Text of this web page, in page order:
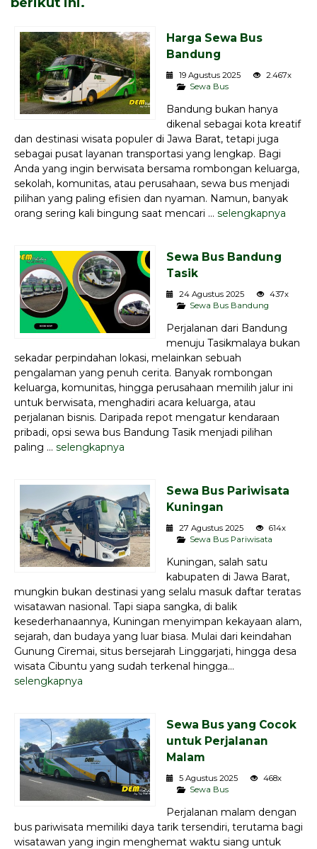
Harga Sewa Bus
Bandung
19 Agustus 2025
2.467x
Sewa Bus
Bandung bukan hanya
dikenal sebagai kota kreatif
dan destinasi wisata populer di Jawa Barat, tetapi juga
sebagai pusat layanan transportasi yang lengkap. Bagi
Anda yang ingin berwisata bersama rombongan keluarga,
sekolah, komunitas, atau perusahaan, sewa bus menjadi
pilihan yang paling efisien dan nyaman. Namun, banyak
orang sering kali bingung saat mencari ... selengkapnya
Sewa Bus Bandung
Tasik
24 Agustus 2025
437x
Sewa Bus Bandung
Perjalanan dari Bandung
menuju Tasikmalaya bukan
sekadar perpindahan lokasi, melainkan sebuah
pengalaman yang penuh cerita. Banyak rombongan
keluarga, komunitas, hingga perusahaan memilih jalur ini
untuk berwisata, menghadiri acara keluarga, atau
perjalanan bisnis. Daripada repot mengatur kendaraan
pribadi, opsi sewa bus Bandung Tasik menjadi pilihan
paling ... selengkapnya
Sewa Bus Pariwisata
Kuningan
27 Agustus 2025
614x
Sewa Bus Pariwisata
Kuningan, salah satu
kabupaten di Jawa Barat,
mungkin bukan destinasi yang selalu masuk daftar teratas
wisatawan nasional. Tapi siapa sangka, di balik
kesederhanaannya, Kuningan menyimpan kekayaan alam,
sejarah, dan budaya yang luar biasa. Mulai dari keindahan
Gunung Ciremai, situs bersejarah Linggarjati, hingga desa
wisata Cibuntu yang sudah terkenal hingga...
selengkapnya
Sewa Bus yang Cocok
untuk Perjalanan
Malam
5 Agustus 2025
468x
Sewa Bus
Perjalanan malam dengan
bus pariwisata memiliki daya tarik tersendiri, terutama bagi
wisatawan yang ingin menghemat waktu siang untuk